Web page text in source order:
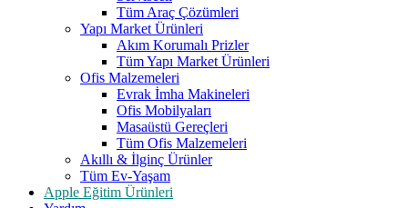
Tüm Araç Çözümleri
Yapı Market Ürünleri
Akım Korumalı Prizler
Tüm Yapı Market Ürünleri
Ofis Malzemeleri
Evrak İmha Makineleri
Ofis Mobilyaları
Masaüstü Gereçleri
Tüm Ofis Malzemeleri
Akıllı & İlginç Ürünler
Tüm Ev-Yaşam
Apple Eğitim Ürünleri